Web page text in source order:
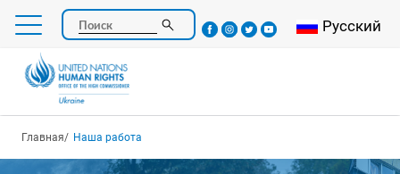
Перейти
основному
содержанию
Поиск Select your
Русский
Строка навигации
Главная Наша работа